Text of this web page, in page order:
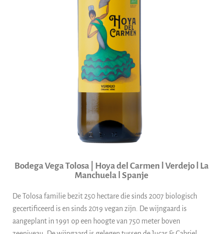
Bodega Vega Tolosa | Hoya del Carmen ǀ Verdejo ǀ La
Manchuela ǀ Spanje
De Tolosa familie bezit 250 hectare die sinds 2007 biologisch
gecertificeerd is en sinds 2019 vegan zijn. De wijngaard is
aangeplant in 1991 op een hoogte van 750 meter boven